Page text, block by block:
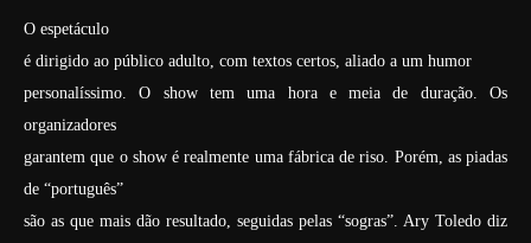
O espetáculo
é dirigido ao público adulto, com textos certos, aliado a um humor
personalíssimo. O show tem uma hora e meia de duração. Os
organizadores
garantem que o show é realmente uma fábrica de riso. Porém, as piadas
de “português”
são as que mais dão resultado, seguidas pelas “sogras”. Ary Toledo diz